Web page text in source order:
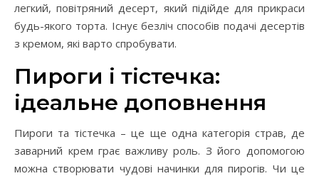
легкий, повітряний десерт, який підійде для прикраси
будь-якого торта. Існує безліч способів подачі десертів
з кремом, які варто спробувати.
Пироги і тістечка:
ідеальне доповнення
Пироги та тістечка – це ще одна категорія страв, де
заварний крем грає важливу роль. З його допомогою
можна створювати чудові начинки для пирогів. Чи це